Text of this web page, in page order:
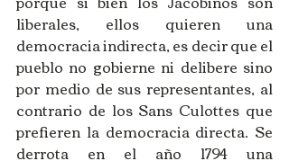
liberales, ellos quieren una
democracia indirecta, es decir que el
pueblo no gobierne ni delibere sino
por medio de sus representantes, al
contrario de los Sans Culottes que
prefieren la democracia directa. Se
derrota en el año 1794 una